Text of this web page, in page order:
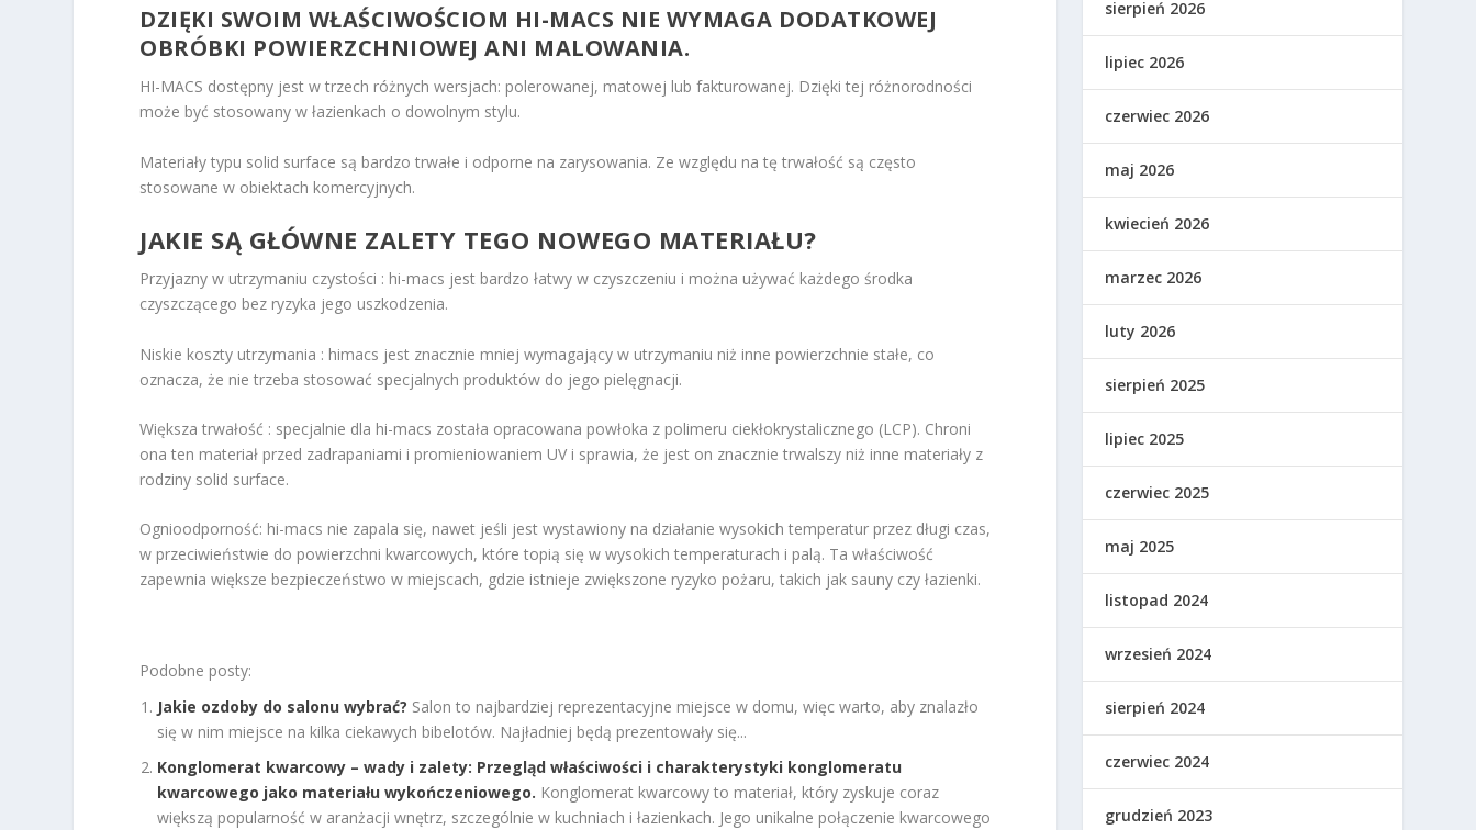
DZIĘKI SWOIM WŁAŚCIWOŚCIOM HI-MACS NIE WYMAGA DODATKOWEJ
OBRÓBKI POWIERZCHNIOWEJ ANI MALOWANIA.
HI-MACS dostępny jest w trzech różnych wersjach: polerowanej, matowej lub fakturowanej. Dzięki tej różnorodności
może być stosowany w łazienkach o dowolnym stylu.
Materiały typu solid surface są bardzo trwałe i odporne na zarysowania. Ze względu na tę trwałość są często
stosowane w obiektach komercyjnych.
JAKIE SĄ GŁÓWNE ZALETY TEGO NOWEGO MATERIAŁU?
Przyjazny w utrzymaniu czystości : hi-macs jest bardzo łatwy w czyszczeniu i można używać każdego środka
czyszczącego bez ryzyka jego uszkodzenia.
Niskie koszty utrzymania : himacs jest znacznie mniej wymagający w utrzymaniu niż inne powierzchnie stałe, co
oznacza, że nie trzeba stosować specjalnych produktów do jego pielęgnacji.
Większa trwałość : specjalnie dla hi-macs została opracowana powłoka z polimeru ciekłokrystalicznego (LCP). Chroni
ona ten materiał przed zadrapaniami i promieniowaniem UV i sprawia, że jest on znacznie trwalszy niż inne materiały z
rodziny solid surface.
Ognioodporność: hi-macs nie zapala się, nawet jeśli jest wystawiony na działanie wysokich temperatur przez długi czas,
w przeciwieństwie do powierzchni kwarcowych, które topią się w wysokich temperaturach i palą. Ta właściwość
zapewnia większe bezpieczeństwo w miejscach, gdzie istnieje zwiększone ryzyko pożaru, takich jak sauny czy łazienki.
Podobne posty:
Jakie ozdoby do salonu wybrać? Salon to najbardziej reprezentacyjne miejsce w domu, więc warto, aby znalazło
się w nim miejsce na kilka ciekawych bibelotów. Najładniej będą prezentowały się...
Konglomerat kwarcowy – wady i zalety: Przegląd właściwości i charakterystyki konglomeratu
kwarcowego jako materiału wykończeniowego. Konglomerat kwarcowy to materiał, który zyskuje coraz
większą popularność w aranżacji wnętrz, szczególnie w kuchniach i łazienkach. Jego unikalne połączenie kwarcowego
sierpień 2026
lipiec 2026
czerwiec 2026
maj 2026
kwiecień 2026
marzec 2026
luty 2026
sierpień 2025
lipiec 2025
czerwiec 2025
maj 2025
listopad 2024
wrzesień 2024
sierpień 2024
czerwiec 2024
grudzień 2023